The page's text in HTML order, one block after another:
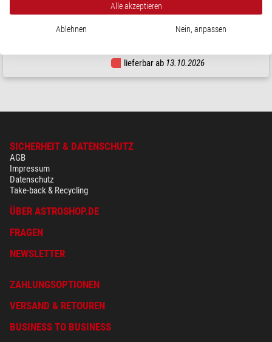
lieferbar ab 13.10.2026
SICHERHEIT & DATENSCHUTZ
AGB
Impressum
Datenschutz
Take-back & Recycling
ÜBER ASTROSHOP.DE
FRAGEN
NEWSLETTER
ZAHLUNGSOPTIONEN
VERSAND & RETOUREN
BUSINESS TO BUSINESS
Alle akzeptieren
Ablehnen Nein, anpassen